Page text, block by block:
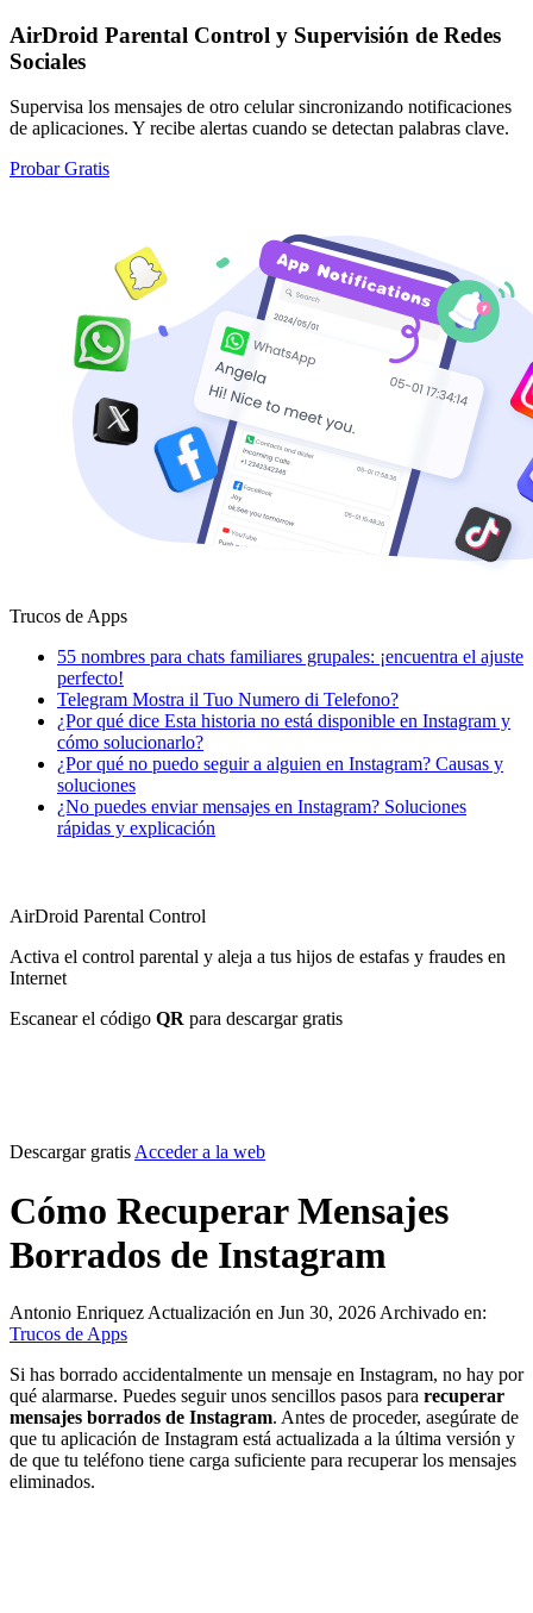
AirDroid Parental Control y Supervisión de Redes
Sociales
Supervisa los mensajes de otro celular sincronizando notificaciones
de aplicaciones. Y recibe alertas cuando se detectan palabras clave.
Probar Gratis
Trucos de Apps
55 nombres para chats familiares grupales: ¡encuentra el ajuste
perfecto!
Telegram Mostra il Tuo Numero di Telefono?
¿Por qué dice Esta historia no está disponible en Instagram y
cómo solucionarlo?
¿Por qué no puedo seguir a alguien en Instagram? Causas y
soluciones
¿No puedes enviar mensajes en Instagram? Soluciones
rápidas y explicación
AirDroid Parental Control
Activa el control parental y aleja a tus hijos de estafas y fraudes en
Internet
Escanear el código QR para descargar gratis
Descargar gratisAcceder a la web
Cómo Recuperar Mensajes
Borrados de Instagram
Antonio Enriquez Actualización en Jun 30, 2026 Archivado en:
Trucos de Apps
Si has borrado accidentalmente un mensaje en Instagram, no hay por
qué alarmarse. Puedes seguir unos sencillos pasos para recuperar
mensajes borrados de Instagram. Antes de proceder, asegúrate de
que tu aplicación de Instagram está actualizada a la última versión y
de que tu teléfono tiene carga suficiente para recuperar los mensajes
eliminados.